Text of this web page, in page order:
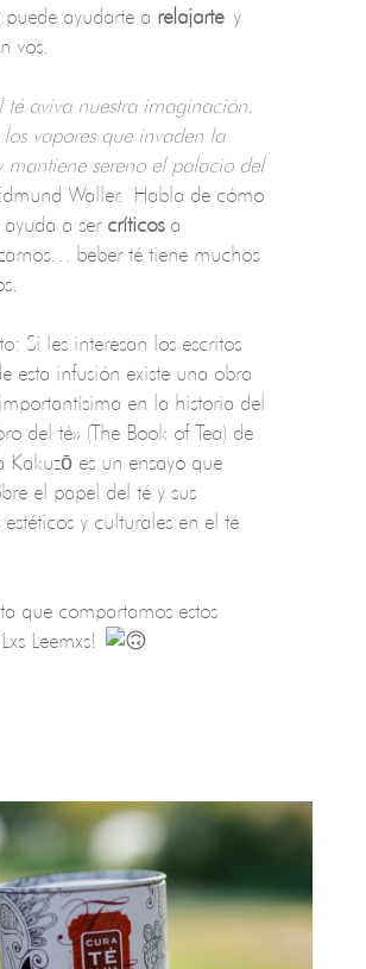
ayudarte a relajartey
vos.
té aviva nuestra imaginación.
los vapores que invaden la
mantiene sereno el palacio del
Waller. Habla de cómo
ayuda a ser críticosa
beber té tiene muchos
Si les interesan los escritos
esta infusión existe una obra
en la historia del
del té» (The Book of Tea) de
Kakuzō es un ensayo que
el papel del té y sus
estéticos y culturales en el té
que compartamos estos
Leemxs!